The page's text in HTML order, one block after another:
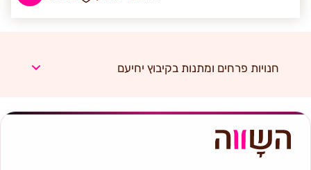
חנויות פרחים ומתנות בקיבוץ יחיעם